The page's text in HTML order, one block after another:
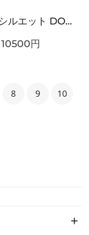
美しいシルエット DOLCE＆GABBANA ドルチェ＆ガッバーナ コピー サングラス 極上の着心地
10500円
8 9 10